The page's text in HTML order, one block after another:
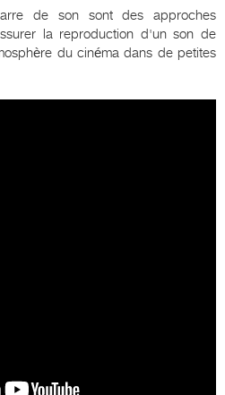
de son sont des approches
la reproduction d'un son de
du cinéma dans de petites